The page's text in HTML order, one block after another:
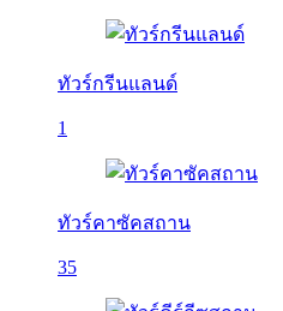
ทัวร์กรีนแลนด์
1
ทัวร์คาซัคสถาน
35